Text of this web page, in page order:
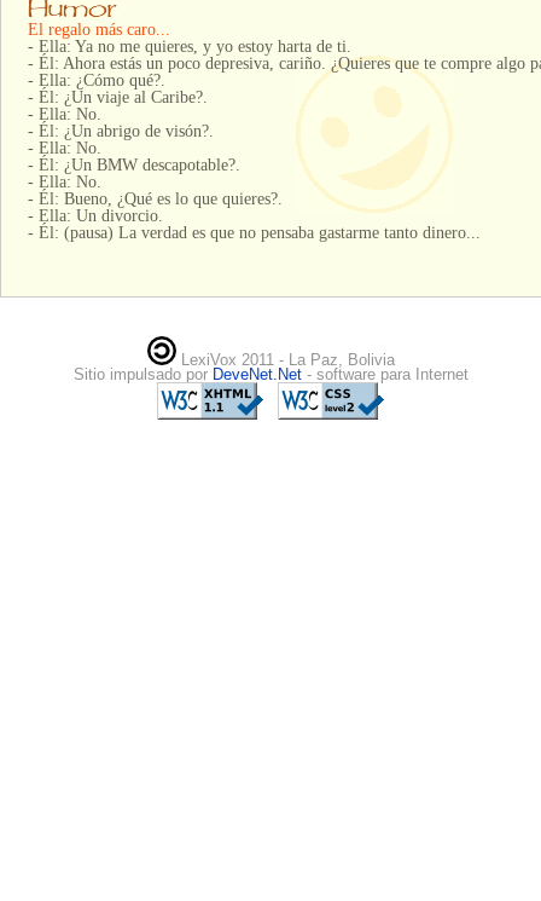
El regalo más caro...
- Ella: Ya no me quieres, y yo estoy harta de ti.
- Él: Ahora estás un poco depresiva, cariño. ¿Quieres que te compre algo
- Ella: ¿Cómo qué?.
- Él: ¿Un viaje al Caribe?.
- Ella: No.
- Él: ¿Un abrigo de visón?.
- Ella: No.
- Él: ¿Un BMW descapotable?.
- Ella: No.
- Él: Bueno, ¿Qué es lo que quieres?.
- Ella: Un divorcio.
- Él: (pausa) La verdad es que no pensaba gastarme tanto dinero...
LexiVox 2011 - La Paz, Bolivia
Sitio impulsado por DeveNet.Net - software para Internet